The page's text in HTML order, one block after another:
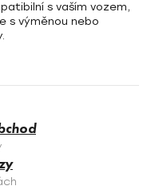
s vaším vozem,
s výměnou nebo